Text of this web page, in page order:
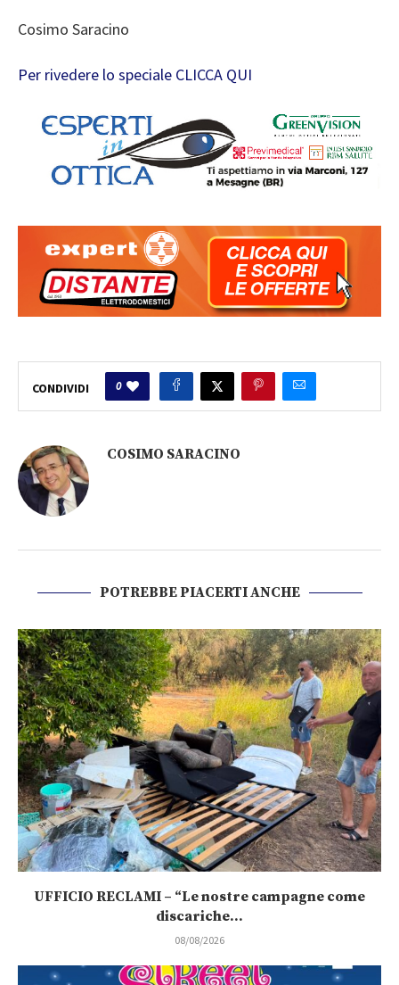
Cosimo Saracino
Per rivedere lo speciale CLICCA QUI
CONDIVIDI 0
COSIMO SARACINO
POTREBBE PIACERTI ANCHE
UFFICIO RECLAMI – “Le nostre campagne come
discariche...
08/08/2026